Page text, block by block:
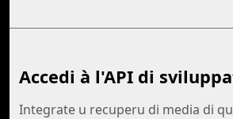
Accedi à l'API di
Integrate u recuperu di media di